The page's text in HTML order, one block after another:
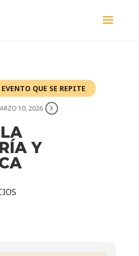
QUE SE REPITE
10, 2026
Y